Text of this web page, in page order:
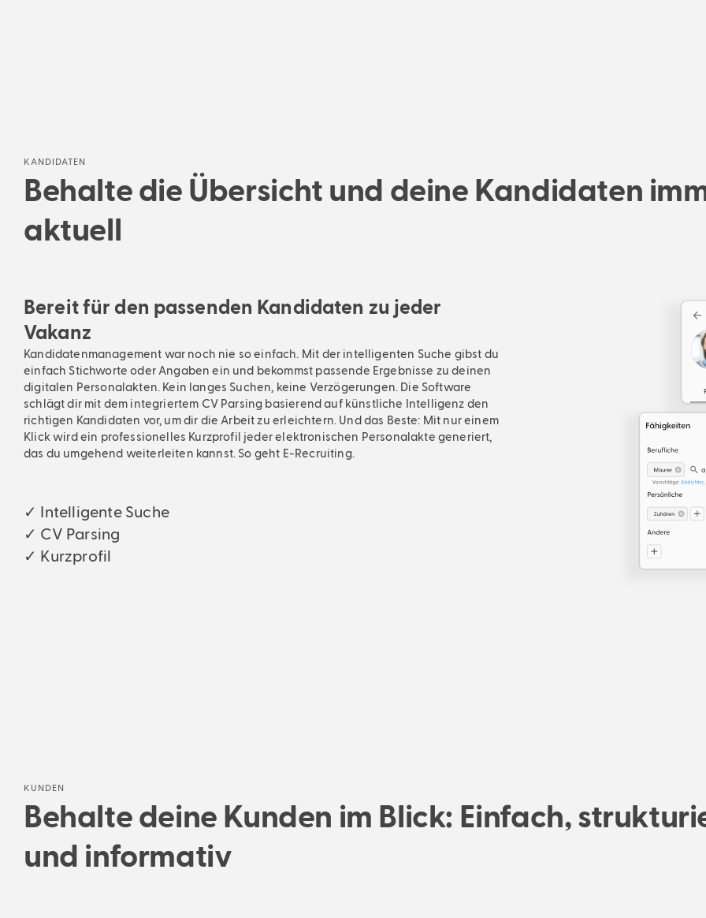
KANDIDATEN
Behalte die Übersicht und deine Kandidaten
aktuell
Bereit für den passenden Kandidaten zu jeder
Vakanz
Kandidatenmanagement war noch nie so einfach. Mit der intelligenten Suche gibst du
einfach Stichworte oder Angaben ein und bekommst passende Ergebnisse zu deinen
digitalen Personalakten. Kein langes Suchen, keine Verzögerungen. Die Software
schlägt dir mit dem integriertem CV Parsing basierend auf künstliche Intelligenz den
richtigen Kandidaten vor, um dir die Arbeit zu erleichtern. Und das Beste: Mit nur einem
Klick wird ein professionelles Kurzprofil jeder elektronischen Personalakte generiert,
das du umgehend weiterleiten kannst. So geht E-Recruiting.
✓ Intelligente Suche
✓ CV Parsing
✓ Kurzprofil
KUNDEN
Behalte deine Kunden im Blick: Einfach,
und informativ